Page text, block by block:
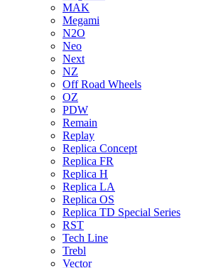
MAK
Megami
N2O
Neo
Next
NZ
Off Road Wheels
OZ
PDW
Remain
Replay
Replica Concept
Replica FR
Replica H
Replica LA
Replica OS
Replica TD Special Series
RST
Tech Line
Trebl
Vector